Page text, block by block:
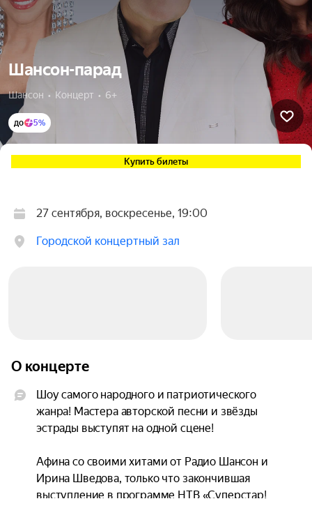
Шансон-парад
Шансон  •  Концерт  •  6+
до 5%
Купить билеты
27 сентября, воскресенье, 19:00
Городской концертный зал
О концерте
Шоу самого народного и патриотического
жанра! Мастера авторской песни и звёзды
эстрады выступят на одной сцене!
Афина со своими хитами от Радио Шансон и
Ирина Шведова, только что закончившая
выступление в программе НТВ «Суперстар!